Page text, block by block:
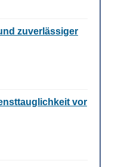
zuverlässiger
vor